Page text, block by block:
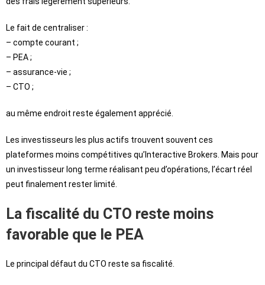
Le fait de centraliser :
– compte courant ;
– PEA ;
– assurance-vie ;
– CTO ;
au même endroit reste également apprécié.
Les investisseurs les plus actifs trouvent souvent ces
plateformes moins compétitives qu’Interactive Brokers. Mais pour
un investisseur long terme réalisant peu d’opérations, l’écart réel
peut finalement rester limité.
La fiscalité du CTO reste moins
favorable que le PEA
Le principal défaut du CTO reste sa fiscalité.